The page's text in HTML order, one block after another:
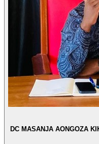
DC MASANJA AONGOZA